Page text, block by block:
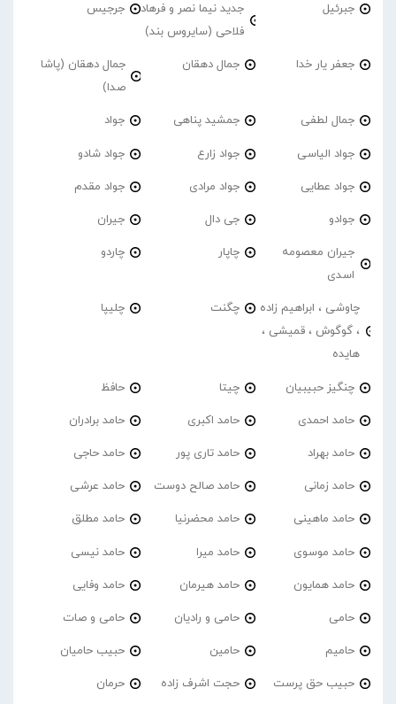
جبرئیل
جدید نیما نصر و فرهاد
فلاحی (سایروس بند)
جرجیس
جعفر یار خدا جمال دهقان
جمال دهقان (پاشا
صدا)
جمال لطفی جمشید پناهی جواد
جواد الیاسی جواد زارع جواد شادو
جواد عطایی جواد مرادی جواد مقدم
جوادو جی دال جیران
جیران معصومه
اسدی
چاپار چاردو
چاوشی ، ابراهیم زاده
، گوگوش ، قمیشی ،
هایده
چگنت چلیپا
چنگیز حبیبیان چیتا حافظ
حامد احمدی حامد اکبری حامد برادران
حامد بهراد حامد تاری پور حامد حاجی
حامد زمانی حامد صالح دوست حامد عرشی
حامد ماهینی حامد محضرنیا حامد مطلق
حامد موسوی حامد میرا حامد نیسی
حامد همایون حامد هیرمان حامد وفایی
حامی حامی و رادیان حامی و صات
حامیم حامین حبیب حامیان
حبیب حق پرست حجت اشرف زاده حرمان